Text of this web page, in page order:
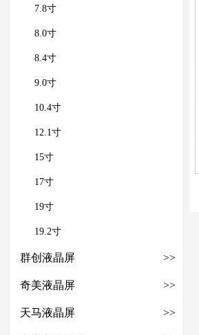
7.8寸
8.0寸
8.4寸
9.0寸
10.4寸
12.1寸
15寸
17寸
19寸
19.2寸
群创液晶屏 >>
奇美液晶屏 >>
天马液晶屏 >>